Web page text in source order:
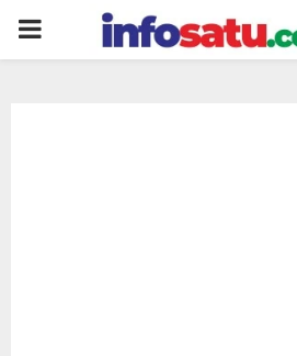
PRIMARY